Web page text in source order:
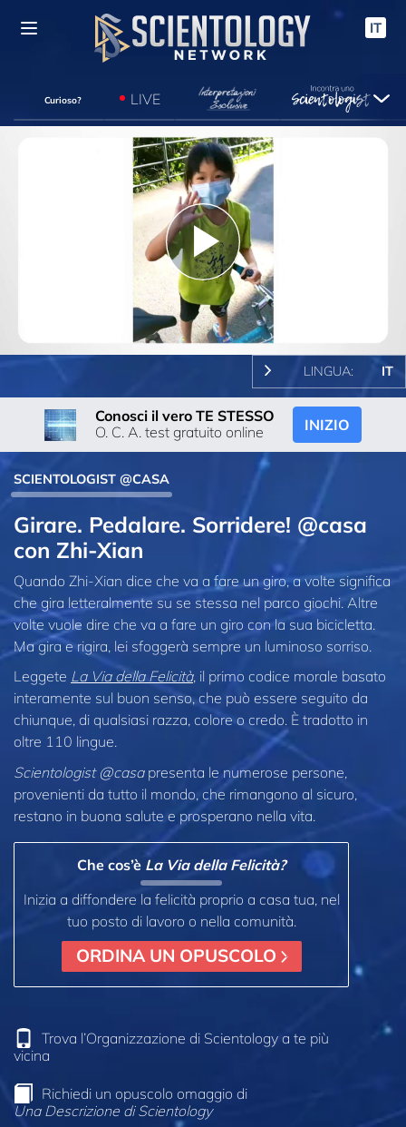
IT
Curioso? LIVE
Play
Video
LINGUA: IT
Conosci il vero TE STESSO
O. C. A. test gratuito online
INIZIO
SCIENTOLOGIST @CASA
Girare. Pedalare. Sorridere! @casa
con Zhi‑Xian
Quando Zhi-Xian dice che va a fare un giro, a volte significa
che gira letteralmente su se stessa nel parco giochi. Altre
volte vuole dire che va a fare un giro con la sua bicicletta.
Ma gira e rigira, lei sfoggerà sempre un luminoso sorriso.
Leggete La Via della Felicità, il primo codice morale basato
interamente sul buon senso, che può essere seguito da
chiunque, di qualsiasi razza, colore o credo. È tradotto in
oltre 110 lingue.
Scientologist @casapresenta le numerose persone,
provenienti da tutto il mondo, che rimangono al sicuro,
restano in buona salute e prosperano nella vita.
Che cos’è La Via della Felicità?
Inizia a diffondere la felicità proprio a casa tua, nel
tuo posto di lavoro o nella comunità.
ORDINA UN OPUSCOLO
Trova l’Organizzazione di Scientology a te più
vicina
Richiedi un opuscolo omaggio di
Una Descrizione di Scientology